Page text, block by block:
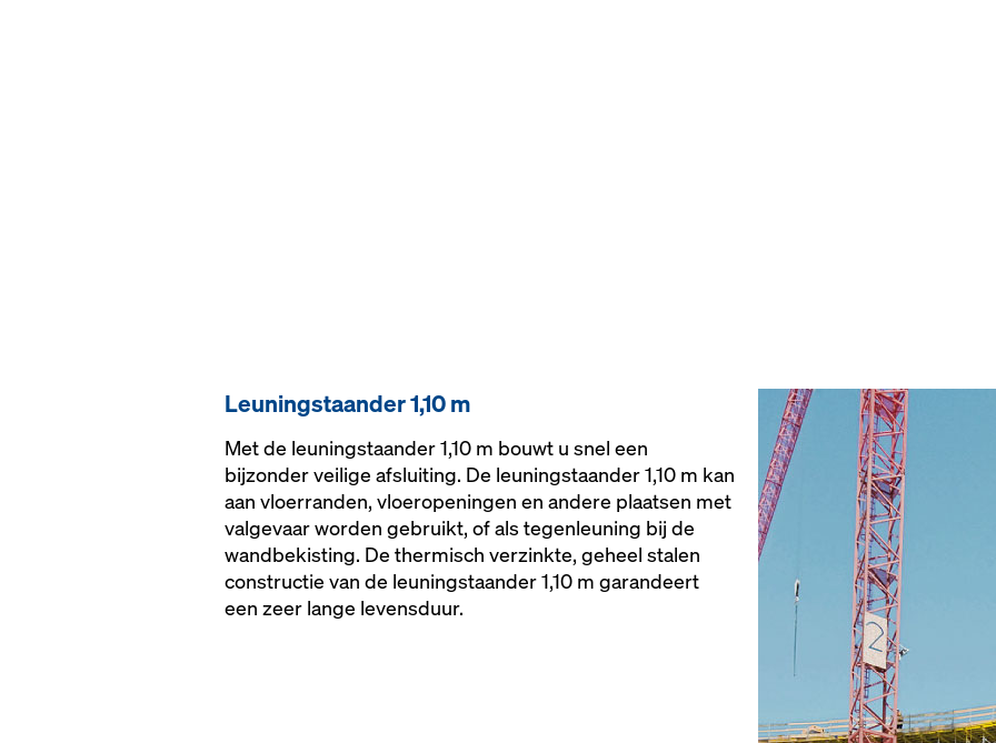
Leu­ningstaan­der 1,10 m
Met de leuningstaander 1,10 m bouwt u snel een
bijzonder veilige afsluiting. De leuningstaander 1,10 m kan
aan vloerranden, vloeropeningen en andere plaatsen met
valgevaar worden gebruikt, of als tegenleuning bij de
wandbekisting. De thermisch verzinkte, geheel stalen
constructie van de leuningstaander 1,10 m garandeert
een zeer lange levensduur.